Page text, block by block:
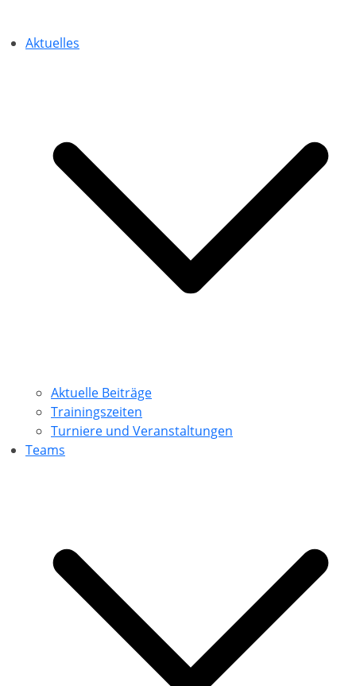
Aktuelles
Aktuelle Beiträge
Trainingszeiten
Turniere und Veranstaltungen
Teams